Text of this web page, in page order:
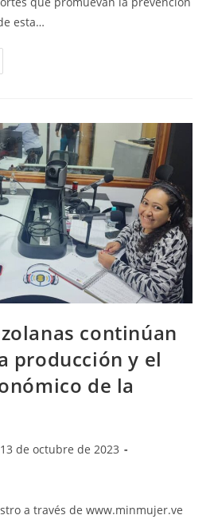
esta…
continúan
producción y el
de la
13 de octubre de 2023
a través de www.minmujer.ve